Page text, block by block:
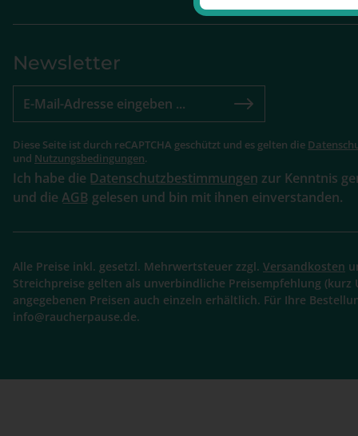
Newsletter
Diese Seite ist durch reCAPTCHA geschützt und es gelten die
und Nutzungsbedingungen.
Ich habe die Datenschutzbestimmungen zur Kenntnis
und die AGB gelesen und bin mit ihnen einverstanden.
Alle Preise inkl. gesetzl. Mehrwertsteuer zzgl. Versandkosten
Streichpreise gelten als unverbindliche Preisempfehlung
angegebenen Preisen auch einzeln erhältlich. Für Ihre
info@raucherpause.de.